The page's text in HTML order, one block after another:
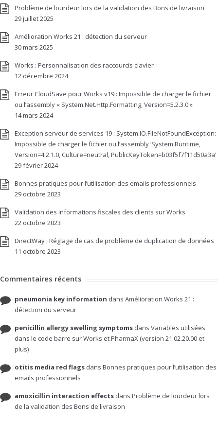
Problème de lourdeur lors de la validation des Bons de livraison
29 juillet 2025
Amélioration Works 21 : détection du serveur
30 mars 2025
Works : Personnalisation des raccourcis clavier
12 décembre 2024
Erreur CloudSave pour Works v19 : Impossible de charger le fichier
ou l’assembly « System.Net.Http.Formatting, Version=5.2.3.0 »
14 mars 2024
Exception serveur de services 19 : System.IO.FileNotFoundException:
Impossible de charger le fichier ou l’assembly ‘System.Runtime,
Version=4.2.1.0, Culture=neutral, PublicKeyToken=b03f5f7f11d50a3a’
29 février 2024
Bonnes pratiques pour l’utilisation des emails professionnels
29 octobre 2023
Validation des informations fiscales des clients sur Works
22 octobre 2023
DirectWay : Réglage de cas de problème de duplication de données
11 octobre 2023
Commentaires récents
pneumonia key information dans Amélioration Works 21 :
détection du serveur
penicillin allergy swelling symptoms dans Variables utilisées
dans le code barre sur Works et PharmaX (version 21.02.20.00 et
plus)
otitis media red flags dans Bonnes pratiques pour l’utilisation des
emails professionnels
amoxicillin interaction effects dans Problème de lourdeur lors
de la validation des Bons de livraison